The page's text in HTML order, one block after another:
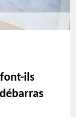
ils